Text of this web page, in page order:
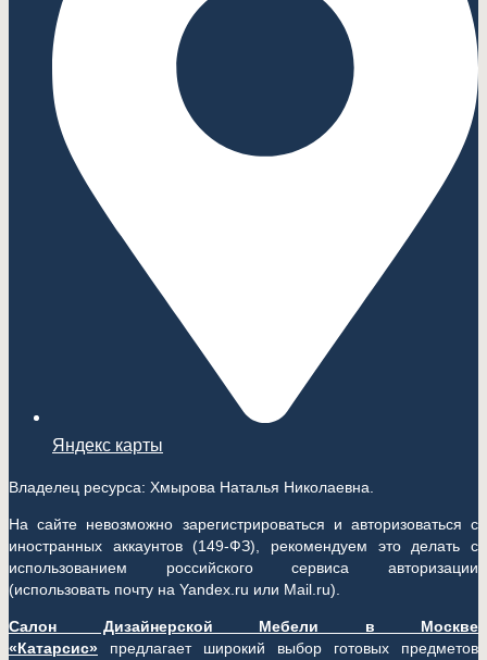
Яндекс карты
Владелец ресурса: Хмырова Наталья Николаевна.
На сайте невозможно зарегистрироваться и авторизоваться с
иностранных аккаунтов (149-ФЗ), рекомендуем это делать с
использованием российского сервиса авторизации
(использовать почту на Yandex.ru или Mail.ru).
Салон Дизайнерской Мебели в Москве
«Катарсис»
предлагает широкий выбор готовых предметов